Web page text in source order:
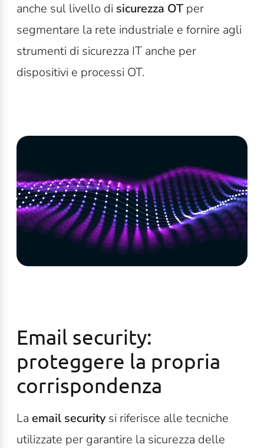
anche sul livello di sicurezza OTper
segmentare la rete industriale e fornire agli
strumenti di sicurezza IT anche per
dispositivi e processi OT.
Email security:
proteggere la propria
corrispondenza
La email securitysi riferisce alle tecniche
utilizzate per garantire la sicurezza delle